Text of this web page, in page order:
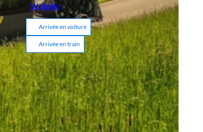
Website
Arrivée en voiture
Arrivée en train